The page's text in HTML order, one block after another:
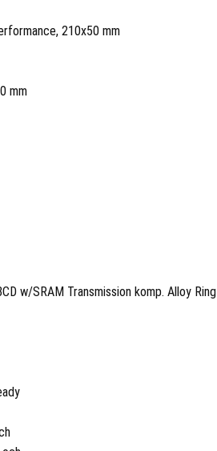
210x50 mm
mm
w/SRAM Transmission komp. Alloy Ring